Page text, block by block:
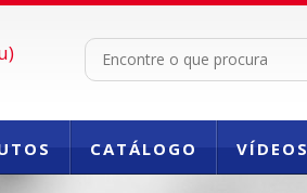
CATÁLOGO VÍDEOS